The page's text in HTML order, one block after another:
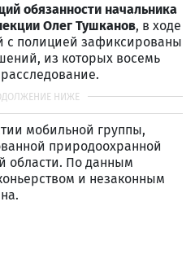
обязанности начальника
Олег Тушканов, в ходе
с полицией зафиксированы
из которых восемь
мобильной группы,
природоохранной
области. По данным
и незаконным